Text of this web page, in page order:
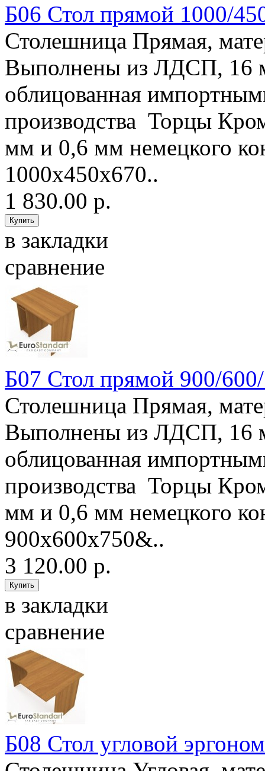
Б06 Стол прямой 1000/
Столешница Прямая,
Выполнены из ЛДСП,
облицованная
производства Торцы
мм и 0,6 мм немецкого
1000х450х670..
1 830.00 р.
в закладки
сравнение
Б07 Стол прямой 900/
Столешница Прямая,
Выполнены из ЛДСП,
облицованная
производства Торцы
мм и 0,6 мм немецкого
900х600х750&..
3 120.00 р.
в закладки
сравнение
Б08 Стол угловой